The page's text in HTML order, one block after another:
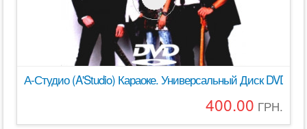
А-Студио (A'Studio) Караоке. Универсальный Диск DVD
400.00 ГРН.